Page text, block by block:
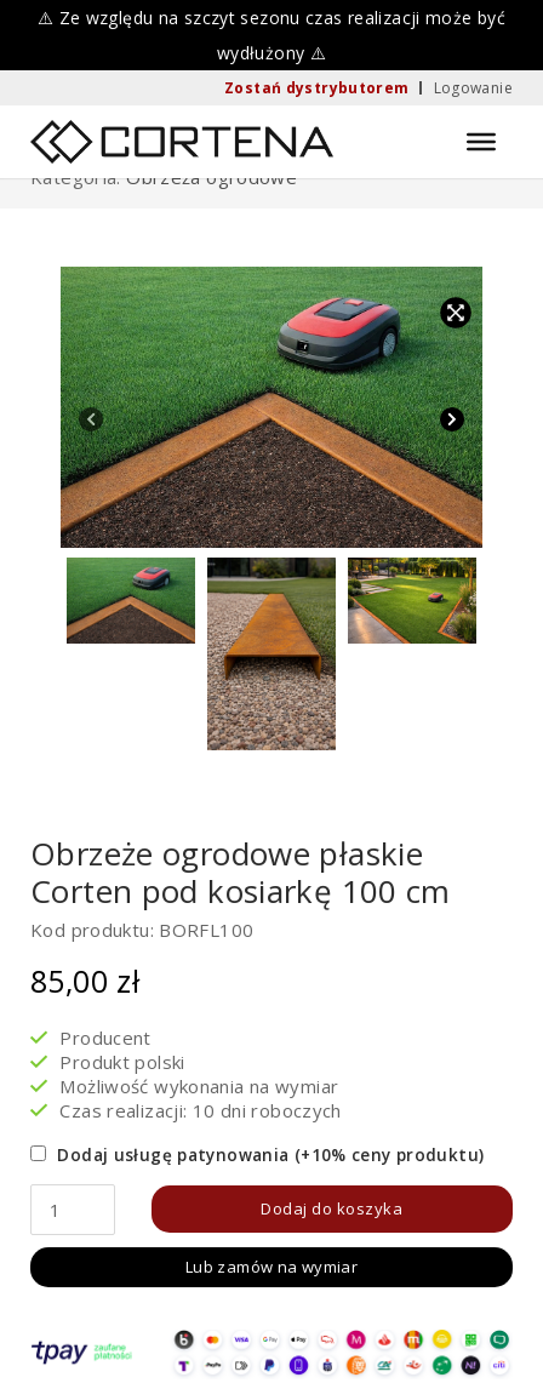
⚠️ Ze względu na szczyt sezonu czas realizacji może być
wydłużony ⚠️
Zostań dystrybutorem Logowanie
Home
Kategoria:Obrzeża ogrodowe
Obrzeże ogrodowe płaskie
Corten pod kosiarkę 100 cm
Kod produktu: BORFL100
85,00 zł
Producent
Produkt polski
Możliwość wykonania na wymiar
Czas realizacji: 10 dni roboczych
Dodaj usługę patynowania (+10% ceny produktu)
ilość
Obrzeże
ogrodowe
Corten
pod
Dodaj do koszyka
Lub zamów na wymiar